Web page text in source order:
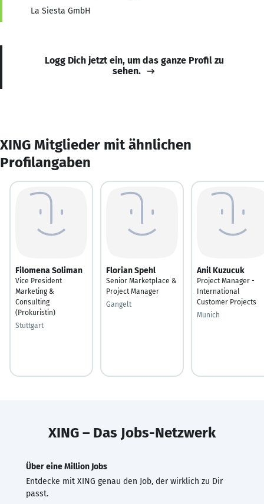
La Siesta GmbH
Logg Dich jetzt ein, um das ganze Profil zu
sehen.
XING Mitglieder mit ähnlichen
Profilangaben
Filomena Soliman
Vice President
Marketing &
Consulting
(Prokuristin)
Stuttgart
Florian Spehl
Senior Marketplace &
Project Manager
Gangelt
Anil Kuzucuk
Project Manager -
International
Customer Projects
Munich
XING – Das Jobs-Netzwerk
Über eine Million Jobs
Entdecke mit XING genau den Job, der wirklich zu Dir
passt.